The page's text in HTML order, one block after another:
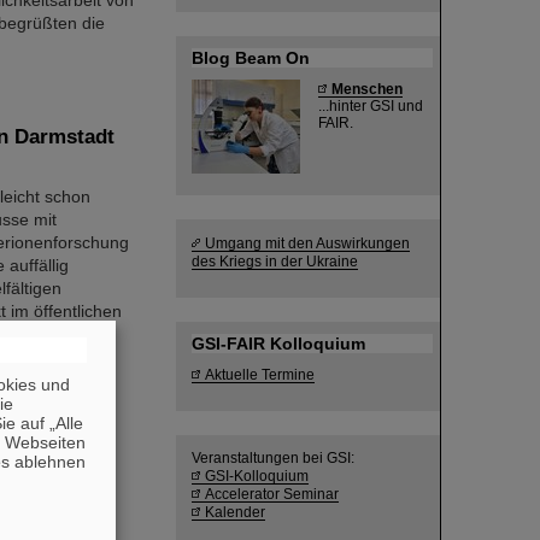
die
Darmstadt
schon
mit
auffällig
im öffentlichen
– Dr.
die
leiten.
Blog Beam On
Menschen
...hinter GSI und
FAIR.
Umgang mit den Auswirkungen
des Kriegs in der Ukraine
GSI-FAIR Kolloquium
Aktuelle Termine
Veranstaltungen bei GSI:
GSI-Kolloquium
Accelerator Seminar
Kalender
und
auf „Alle
ablehnen